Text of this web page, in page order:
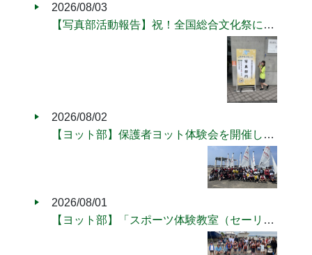
2026/08/03
【写真部活動報告】祝！全国総合文化祭に参加！
2026/08/02
【ヨット部】保護者ヨット体験会を開催しました！
2026/08/01
【ヨット部】「スポーツ体験教室（セーリング）2026」のボランティアに参加しました！